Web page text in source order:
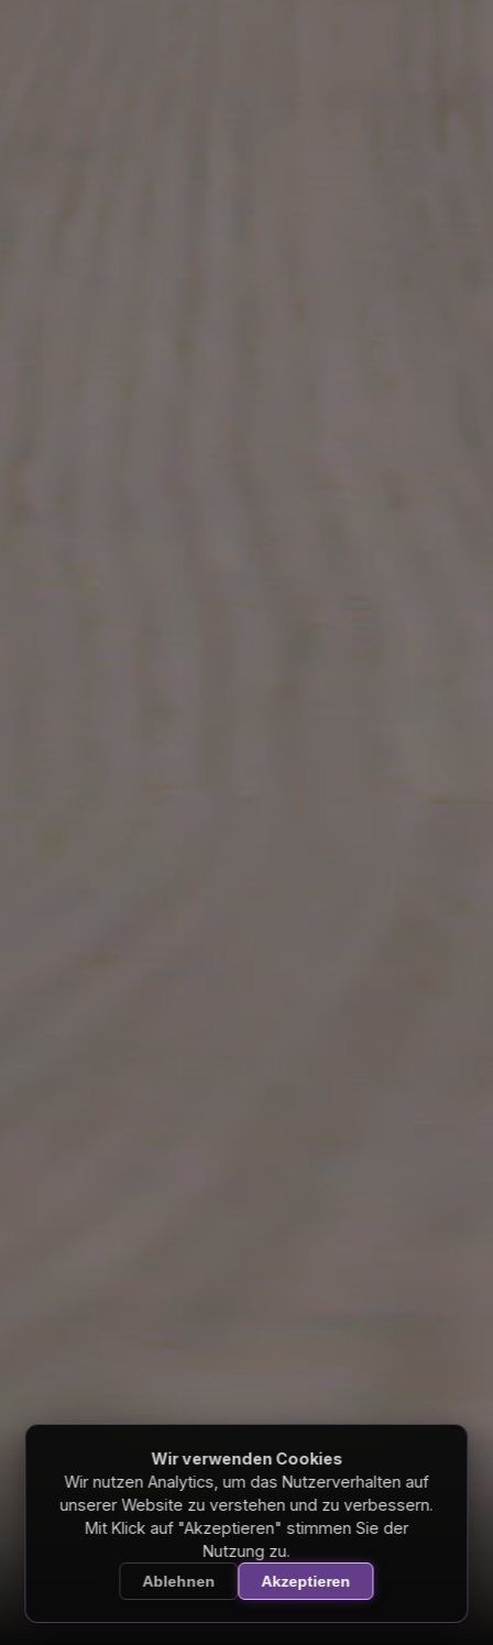
Scroll
Wir verwenden Cookies
Wir nutzen Analytics, um das Nutzerverhalten auf
unserer Website zu verstehen und zu verbessern.
Mit Klick auf "Akzeptieren" stimmen Sie der
Nutzung zu.
Ablehnen Akzeptieren